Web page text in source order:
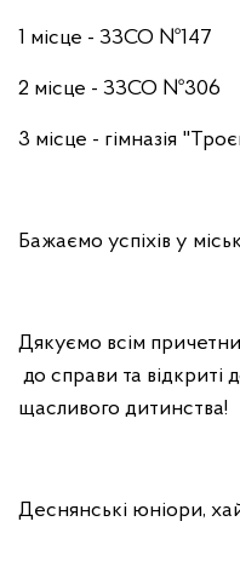
1 місце - ЗЗСО №147
2 місце - ЗЗСО №306
3 місце - гімназія
Бажаємо успіхів у
Дякуємо всім
до справи та відкриті
щасливого дитинства!
Деснянські юніори,